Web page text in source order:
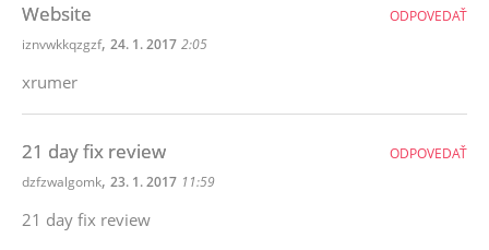
Website
iznvwkkqzgzf, 24. 1. 2017 2:05
xrumer
ODPOVEDAŤ
21 day fix review
dzfzwalgomk, 23. 1. 2017 11:59
21 day fix review
ODPOVEDAŤ